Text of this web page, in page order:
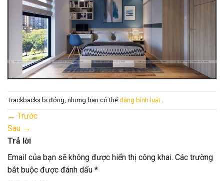
Trackbacks bị đóng, nhưng bạn có thể đăng bình luật
← Trước
Sau →
Trả lời
Email của bạn sẽ không được hiển thị công khai. Các trường
bắt buộc được đánh dấu *